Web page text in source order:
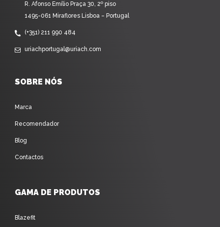
R. Afonso Emílio Praça 30, 2º piso
1495-061 Miraflores Lisboa – Portugal
(+351) 211 990 484
uriachportugal@uriach.com
SOBRE NÓS
Marca
Recomendador
Blog
Contactos
GAMA DE PRODUTOS
Blazefit